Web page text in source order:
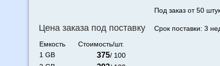
Цена заказа под поставку
Емкость
Стоимость/шт.
1 GB
375/ 100
Под заказ от 50
Срок поставки: 3